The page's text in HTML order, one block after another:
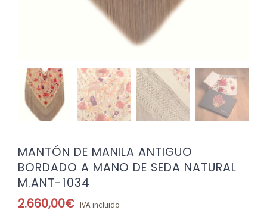
MANTÓN DE MANILA ANTIGUO
BORDADO A MANO DE SEDA NATURAL
M.ANT-1034
2.660,00€ IVA incluido